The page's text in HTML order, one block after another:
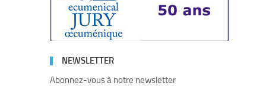
NEWSLETTER
Abonnez-vous à notre newsletter